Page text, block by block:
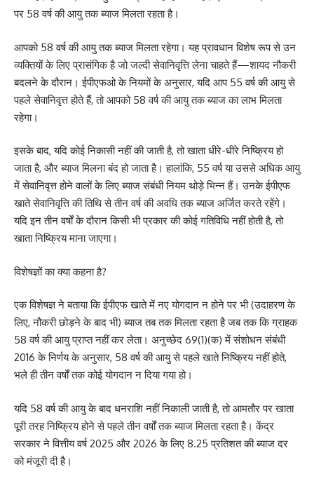
पर 58 वर्ष की आयु तक ब्याज मिलता रहता है।
आपको 58 वर्ष की आयु तक ब्याज मिलता रहेगा। यह प्रावधान विशेष रूप से उन
व्यक्तियों के लिए प्रासंगिक है जो जल्दी सेवानिवृत्ति लेना चाहते हैं—शायद नौकरी
बदलने के दौरान। ईपीएफओ के नियमों के अनुसार, यदि आप 55 वर्ष की आयु से
पहले सेवानिवृत्त होते हैं, तो आपको 58 वर्ष की आयु तक ब्याज का लाभ मिलता
रहेगा।
इसके बाद, यदि कोई निकासी नहीं की जाती है, तो खाता धीरे-धीरे निष्क्रिय हो
जाता है, और ब्याज मिलना बंद हो जाता है। हालांकि, 55 वर्ष या उससे अधिक आयु
में सेवानिवृत्त होने वालों के लिए ब्याज संबंधी नियम थोड़े भिन्न हैं। उनके ईपीएफ
खाते सेवानिवृत्ति की तिथि से तीन वर्ष की अवधि तक ब्याज अर्जित करते रहेंगे।
यदि इन तीन वर्षों के दौरान किसी भी प्रकार की कोई गतिविधि नहीं होती है, तो
खाता निष्क्रिय माना जाएगा।
विशेषज्ञों का क्या कहना है?
एक विशेषज्ञ ने बताया कि ईपीएफ खाते में नए योगदान न होने पर भी (उदाहरण के
लिए, नौकरी छोड़ने के बाद भी) ब्याज तब तक मिलता रहता है जब तक कि ग्राहक
58 वर्ष की आयु प्राप्त नहीं कर लेता। अनुच्छेद 69(1)(क) में संशोधन संबंधी
2016 के निर्णय के अनुसार, 58 वर्ष की आयु से पहले खाते निष्क्रिय नहीं होते,
भले ही तीन वर्षों तक कोई योगदान न दिया गया हो।
यदि 58 वर्ष की आयु के बाद धनराशि नहीं निकाली जाती है, तो आमतौर पर खाता
पूरी तरह निष्क्रिय होने से पहले तीन वर्षों तक ब्याज मिलता रहता है। केंद्र
सरकार ने वित्तीय वर्ष 2025 और 2026 के लिए 8.25 प्रतिशत की ब्याज दर
को मंजूरी दी है।